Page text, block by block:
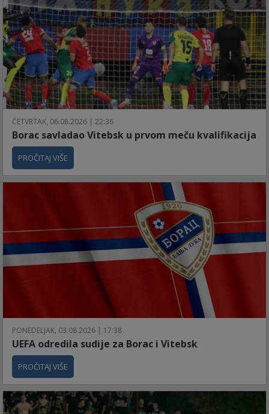
ČETVRTAK, 06.08.2026 | 22:36
Borac savladao Vitebsk u prvom meču kvalifikacija
PROČITAJ VIŠE
PONEDELJAK, 03.08.2026 | 17:38
UEFA odredila sudije za Borac i Vitebsk
PROČITAJ VIŠE